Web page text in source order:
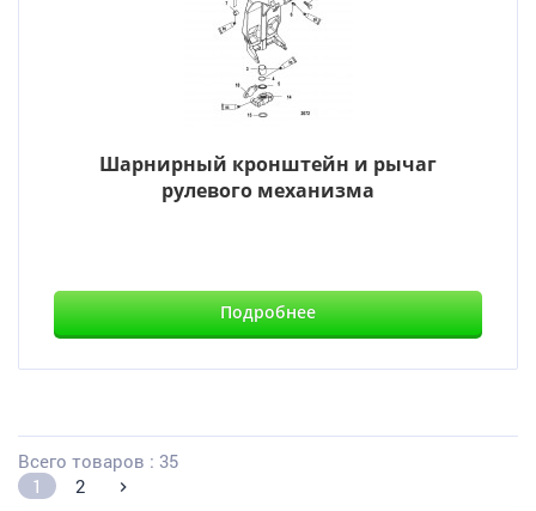
Шарнирный кронштейн и рычаг
рулевого механизма
Подробнее
Всего товаров : 35
1
2